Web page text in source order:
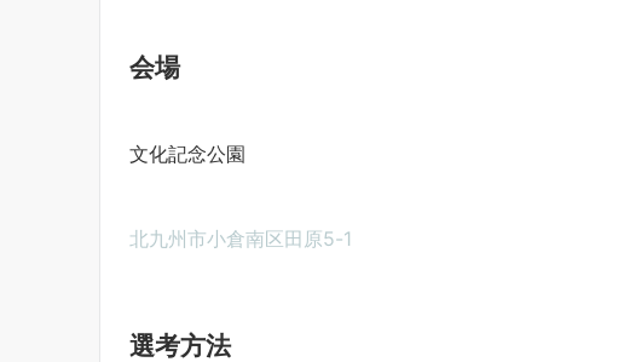
会場
文化記念公園
北九州市小倉南区田原5-1
選考方法